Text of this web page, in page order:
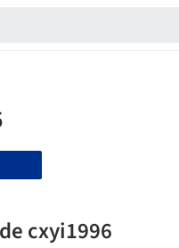
cxyi1996